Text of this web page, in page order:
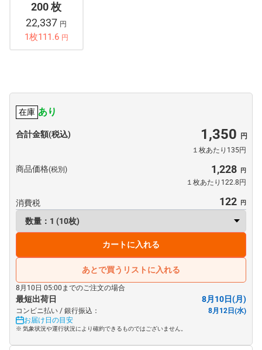
200 枚
22,337 円
1枚111.6 円
在庫 あり
合計金額(税込) 1,350
１枚あたり135円
商品価格(税別) 1,228
１枚あたり122.8円
消費税 122
カートに入れる
あとで買うリストに入れる
8月10日 05:00までのご注文の場合
最短出荷日 8月10日(月)
コンビニ払い / 銀行振込：
8月12日(水)
お届け日の目安
※ 気象状況や運行状況により確約できるものではございません。